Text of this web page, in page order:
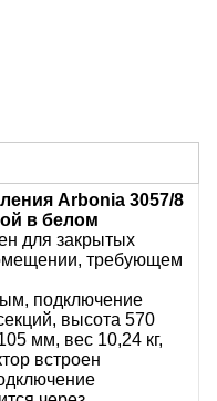
Arbonia 3057/8
в белом
для закрытых
требующем
подключение
высота 570
мм, вес 10,24 кг,
встроен